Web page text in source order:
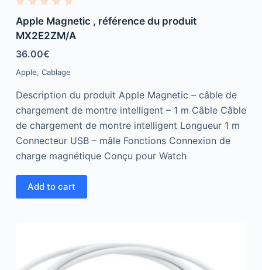
a
t
e
d
0
o
t
f
5
Apple Magnetic , référence du produit
MX2E2ZM/A
36.00€
Apple, Cablage
Description du produit Apple Magnetic – câble de
chargement de montre intelligent – 1 m Câble Câble
de chargement de montre intelligent Longueur 1 m
Connecteur USB – mâle Fonctions Connexion de
charge magnétique Conçu pour Watch
Add to cart